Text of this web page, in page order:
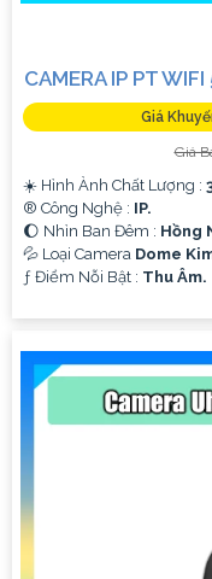
CAMERA IP PT
Giá
Giá
☀️ Hình Ành Chất Lượng :
®️ Công Nghệ : IP.
🌔 Nhìn Ban Đêm : Hồng
💦 Loại Camera Dome
️ƒ Điểm Nỗi Bật : Thu Âm.